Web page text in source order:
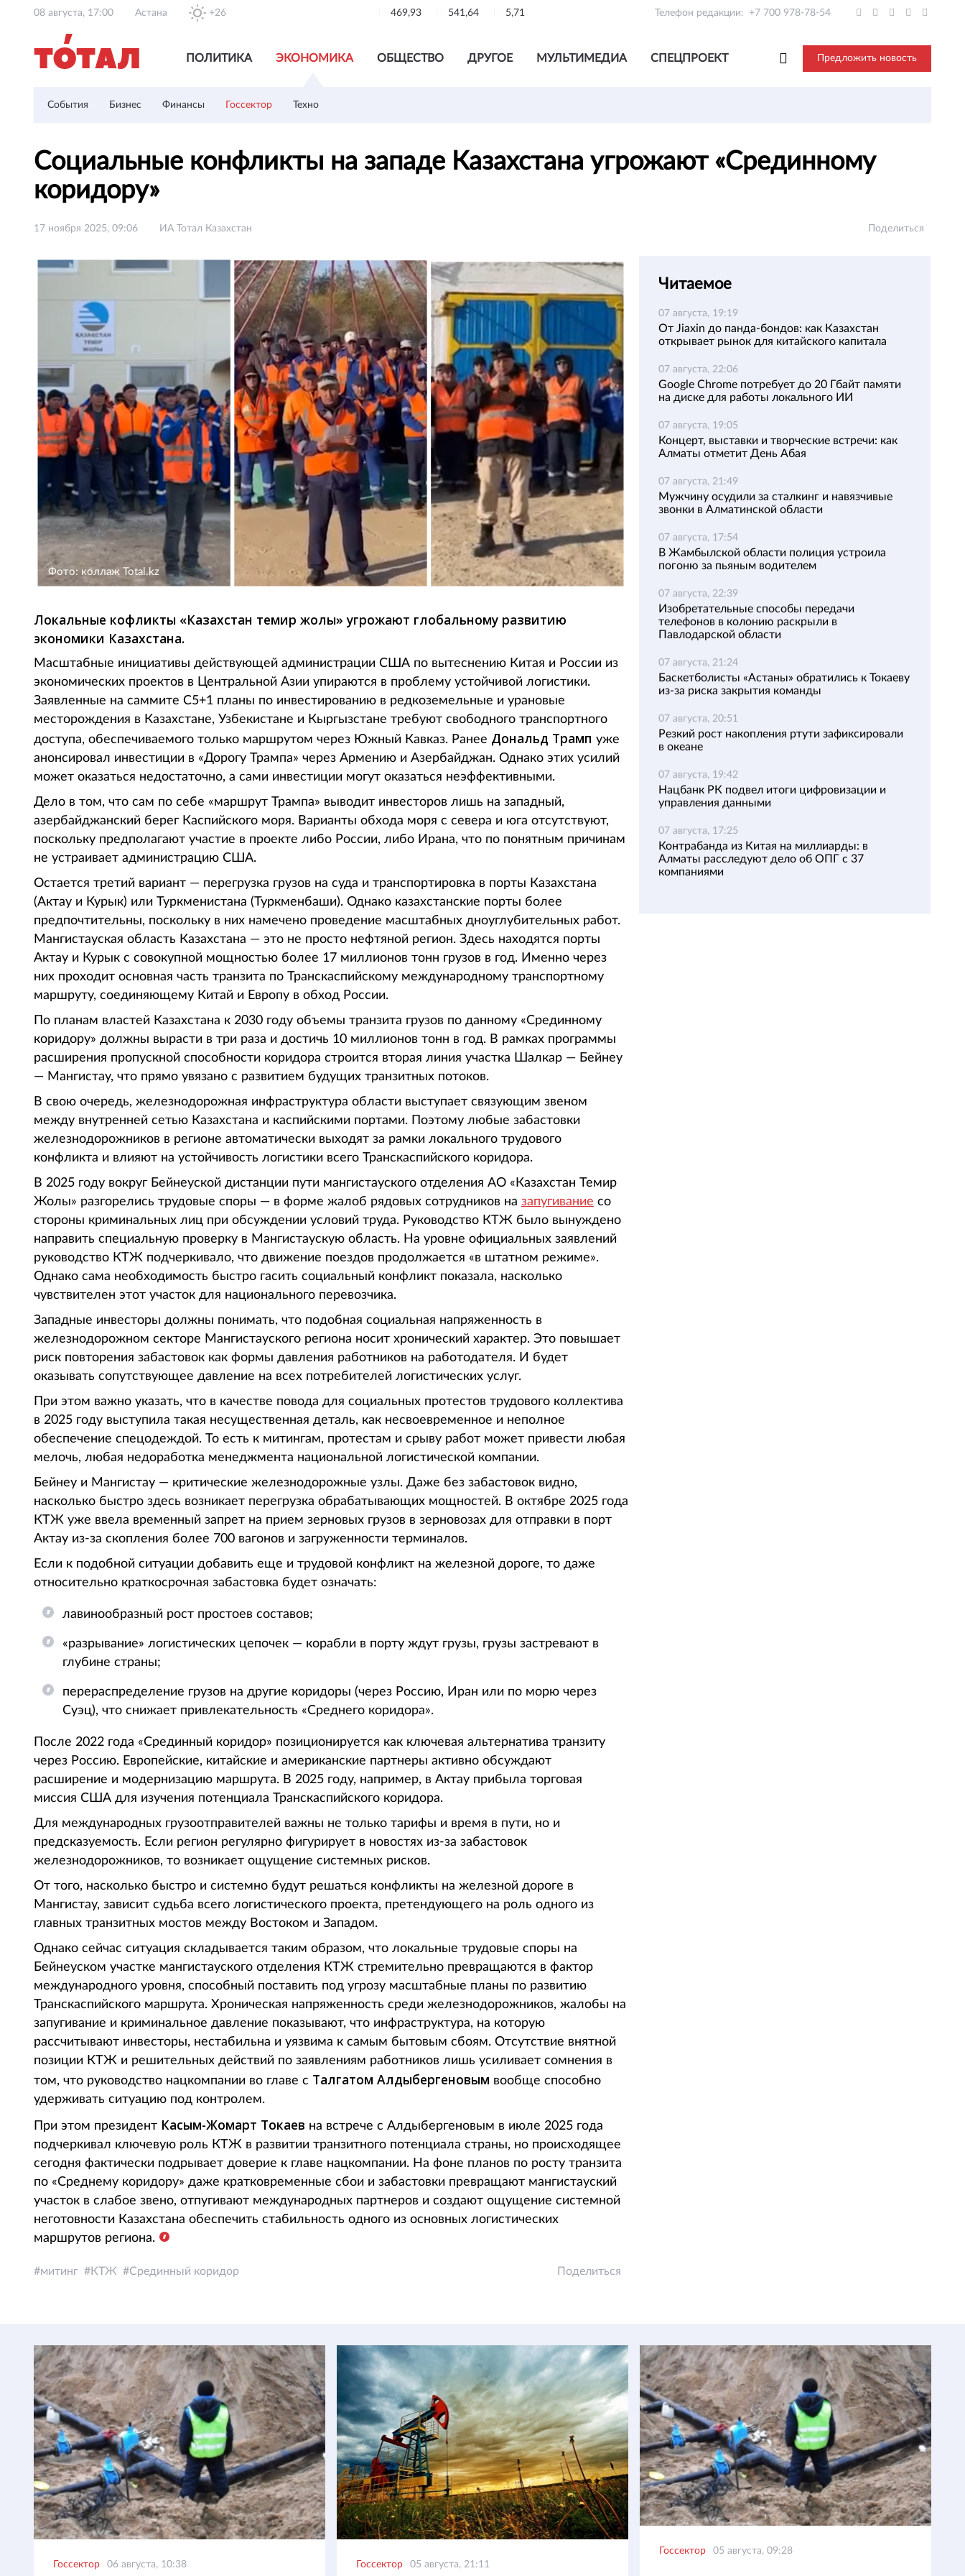
08 августа, 17:00 Астана +26 469,93 541,64 5,71 Телефон редакции: +7 700 978-78-54
ПОЛИТИКА ЭКОНОМИКА ОБЩЕСТВО ДРУГОЕ МУЛЬТИМЕДИА СПЕЦПРОЕКТ Предложить новость
События Бизнес Финансы Госсектор Техно
Социальные конфликты на западе Казахстана угрожают «Срединному
коридору»
17 ноября 2025, 09:06 ИА Тотал Казахстан Поделиться
Фото: коллаж Total.kz
Локальные кофликты «Казахстан темир жолы» угрожают глобальному развитию
экономики Казахстана.
Масштабные инициативы действующей администрации США по вытеснению Китая и России из
экономических проектов в Центральной Азии упираются в проблему устойчивой логистики.
Заявленные на саммите С5+1 планы по инвестированию в редкоземельные и урановые
месторождения в Казахстане, Узбекистане и Кыргызстане требуют свободного транспортного
доступа, обеспечиваемого только маршрутом через Южный Кавказ. Ранее Дональд Трамп уже
анонсировал инвестиции в «Дорогу Трампа» через Армению и Азербайджан. Однако этих усилий
может оказаться недостаточно, а сами инвестиции могут оказаться неэффективными.
Дело в том, что сам по себе «маршрут Трампа» выводит инвесторов лишь на западный,
азербайджанский берег Каспийского моря. Варианты обхода моря с севера и юга отсутствуют,
поскольку предполагают участие в проекте либо России, либо Ирана, что по понятным причинам
не устраивает администрацию США.
Остается третий вариант — перегрузка грузов на суда и транспортировка в порты Казахстана
(Актау и Курык) или Туркменистана (Туркменбаши). Однако казахстанские порты более
предпочтительны, поскольку в них намечено проведение масштабных дноуглубительных работ.
Мангистауская область Казахстана — это не просто нефтяной регион. Здесь находятся порты
Актау и Курык с совокупной мощностью более 17 миллионов тонн грузов в год. Именно через
них проходит основная часть транзита по Транскаспийскому международному транспортному
маршруту, соединяющему Китай и Европу в обход России.
По планам властей Казахстана к 2030 году объемы транзита грузов по данному «Срединному
коридору» должны вырасти в три раза и достичь 10 миллионов тонн в год. В рамках программы
расширения пропускной способности коридора строится вторая линия участка Шалкар — Бейнеу
— Мангистау, что прямо увязано с развитием будущих транзитных потоков.
В свою очередь, железнодорожная инфраструктура области выступает связующим звеном
между внутренней сетью Казахстана и каспийскими портами. Поэтому любые забастовки
железнодорожников в регионе автоматически выходят за рамки локального трудового
конфликта и влияют на устойчивость логистики всего Транскаспийского коридора.
В 2025 году вокруг Бейнеуской дистанции пути мангистауского отделения АО «Казахстан Темир
Жолы» разгорелись трудовые споры — в форме жалоб рядовых сотрудников на запугивание со
стороны криминальных лиц при обсуждении условий труда. Руководство КТЖ было вынуждено
направить специальную проверку в Мангистаускую область. На уровне официальных заявлений
руководство КТЖ подчеркивало, что движение поездов продолжается «в штатном режиме».
Однако сама необходимость быстро гасить социальный конфликт показала, насколько
чувствителен этот участок для национального перевозчика.
Западные инвесторы должны понимать, что подобная социальная напряженность в
железнодорожном секторе Мангистауского региона носит хронический характер. Это повышает
риск повторения забастовок как формы давления работников на работодателя. И будет
оказывать сопутствующее давление на всех потребителей логистических услуг.
При этом важно указать, что в качестве повода для социальных протестов трудового коллектива
в 2025 году выступила такая несущественная деталь, как несвоевременное и неполное
обеспечение спецодеждой. То есть к митингам, протестам и срыву работ может привести любая
мелочь, любая недоработка менеджмента национальной логистической компании.
Бейнеу и Мангистау — критические железнодорожные узлы. Даже без забастовок видно,
насколько быстро здесь возникает перегрузка обрабатывающих мощностей. В октябре 2025 года
КТЖ уже ввела временный запрет на прием зерновых грузов в зерновозах для отправки в порт
Актау из-за скопления более 700 вагонов и загруженности терминалов.
Если к подобной ситуации добавить еще и трудовой конфликт на железной дороге, то даже
относительно краткосрочная забастовка будет означать:
лавинообразный рост простоев составов;
«разрывание» логистических цепочек — корабли в порту ждут грузы, грузы застревают в
глубине страны;
перераспределение грузов на другие коридоры (через Россию, Иран или по морю через
Суэц), что снижает привлекательность «Среднего коридора».
После 2022 года «Срединный коридор» позиционируется как ключевая альтернатива транзиту
через Россию. Европейские, китайские и американские партнеры активно обсуждают
расширение и модернизацию маршрута. В 2025 году, например, в Актау прибыла торговая
миссия США для изучения потенциала Транскаспийского коридора.
Для международных грузоотправителей важны не только тарифы и время в пути, но и
предсказуемость. Если регион регулярно фигурирует в новостях из-за забастовок
железнодорожников, то возникает ощущение системных рисков.
От того, насколько быстро и системно будут решаться конфликты на железной дороге в
Мангистау, зависит судьба всего логистического проекта, претендующего на роль одного из
главных транзитных мостов между Востоком и Западом.
Однако сейчас ситуация складывается таким образом, что локальные трудовые споры на
Бейнеуском участке мангистауского отделения КТЖ стремительно превращаются в фактор
международного уровня, способный поставить под угрозу масштабные планы по развитию
Транскаспийского маршрута. Хроническая напряженность среди железнодорожников, жалобы на
запугивание и криминальное давление показывают, что инфраструктура, на которую
рассчитывают инвесторы, нестабильна и уязвима к самым бытовым сбоям. Отсутствие внятной
позиции КТЖ и решительных действий по заявлениям работников лишь усиливает сомнения в
том, что руководство нацкомпании во главе с Талгатом Алдыбергеновым вообще способно
удерживать ситуацию под контролем.
При этом президент Касым-Жомарт Токаев на встрече с Алдыбергеновым в июле 2025 года
подчеркивал ключевую роль КТЖ в развитии транзитного потенциала страны, но происходящее
сегодня фактически подрывает доверие к главе нацкомпании. На фоне планов по росту транзита
по «Среднему коридору» даже кратковременные сбои и забастовки превращают мангистауский
участок в слабое звено, отпугивают международных партнеров и создают ощущение системной
неготовности Казахстана обеспечить стабильность одного из основных логистических
маршрутов региона.
митинг КТЖ Срединный коридор Поделиться
Читаемое
07 августа, 19:19
От Jiaxin до панда-бондов: как Казахстан
открывает рынок для китайского капитала
07 августа, 22:06
Google Chrome потребует до 20 Гбайт памяти
на диске для работы локального ИИ
07 августа, 19:05
Концерт, выставки и творческие встречи: как
Алматы отметит День Абая
07 августа, 21:49
Мужчину осудили за сталкинг и навязчивые
звонки в Алматинской области
07 августа, 17:54
В Жамбылской области полиция устроила
погоню за пьяным водителем
07 августа, 22:39
Изобретательные способы передачи
телефонов в колонию раскрыли в
Павлодарской области
07 августа, 21:24
Баскетболисты «Астаны» обратились к Токаеву
из-за риска закрытия команды
07 августа, 20:51
Резкий рост накопления ртути зафиксировали
в океане
07 августа, 19:42
Нацбанк РК подвел итоги цифровизации и
управления данными
07 августа, 17:25
Контрабанда из Китая на миллиарды: в
Алматы расследуют дело об ОПГ с 37
компаниями
Госсектор 06 августа, 10:38 Госсектор 05 августа, 21:11
Госсектор 05 августа, 09:28